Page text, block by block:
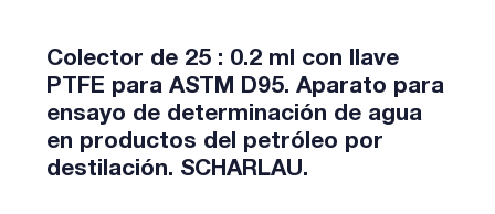
Colector de 25 : 0.2 ml con llave
PTFE para ASTM D95. Aparato para
ensayo de determinación de agua
en productos del petróleo por
destilación. SCHARLAU.